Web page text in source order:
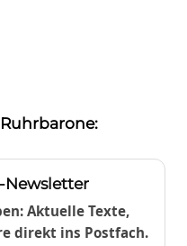
Newsletter
Aktuelle Texte,
direkt ins Postfach.